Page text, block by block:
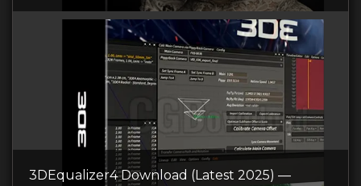
3DEqualizer4 Download (Latest 2025) —